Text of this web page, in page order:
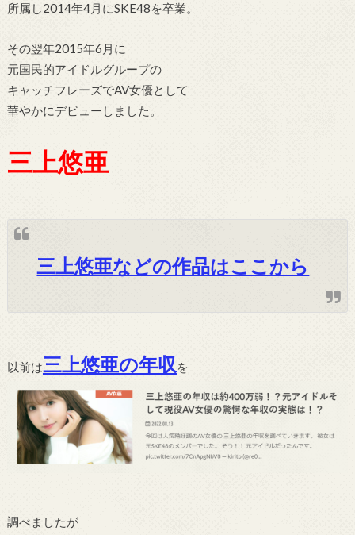
所属し2014年4月にSKE48を卒業。
その翌年2015年6月に
元国民的アイドルグループの
キャッチフレーズでAV女優として
華やかにデビューしました。
三上悠亜
三上悠亜などの作品はここから
以前は三上悠亜の年収 を
調べましたが